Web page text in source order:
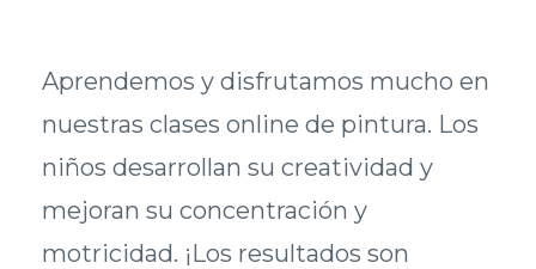
Aprendemos y disfrutamos mucho en
nuestras clases online de pintura. Los
niños desarrollan su creatividad y
mejoran su concentración y
motricidad. ¡Los resultados son